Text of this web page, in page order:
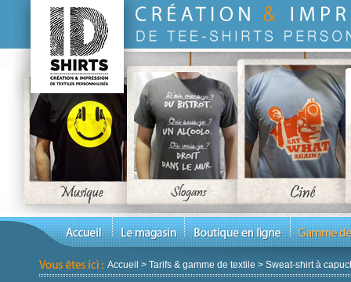
Accueil > Tarifs & gamme de textile > Sweat-shirt à